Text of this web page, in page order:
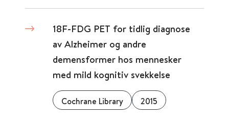
18F-FDG PET for tidlig diagnose
av Alzheimer og andre
demensformer hos mennesker
med mild kognitiv svekkelse
Cochrane Library 2015